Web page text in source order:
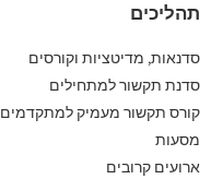
תהליכים
סדנאות, מדיטציות וקורסים
סדנת תקשור למתחילים
קורס תקשור מעמיק למתקדמים
מסעות
ארועים קרובים